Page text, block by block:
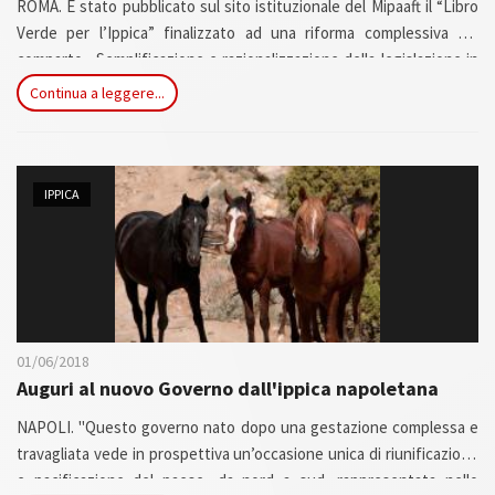
ROMA. È stato pubblicato sul sito istituzionale del Mipaaft il “Libro
Verde per l’Ippica” finalizzato ad una riforma complessiva del
comparto. Semplificazione e razionalizzazione della legislazione in
materia ippica, riesame delle disposizioni regolamentari in vigore
con l’adozione di un Regolamento unico delle Corse ippiche,
Codice deontologico per la sensibilizzazione e l’osservanza del
principio di lealtà e correttezza sportiva e mediante il Codice di
legalità degli ippodromi...
Continua a leggere...
IPPICA
01/06/2018
Auguri al nuovo Governo dall'ippica napoletana
NAPOLI. "Questo governo nato dopo una gestazione complessa e
travagliata vede in prospettiva un’occasione unica di riunificazione
e pacificazione del paese, da nord a sud, rappresentata nello